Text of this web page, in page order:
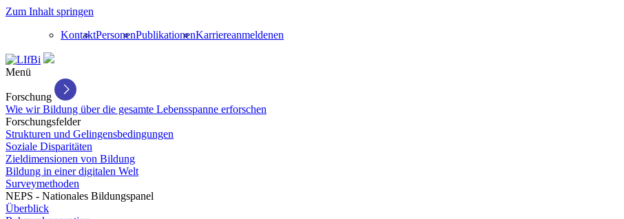
Zum Inhalt springen
KontaktPersonenPublikationenKarriereanmeldenen
Menü
Forschung
Wie wir Bildung über die gesamte Lebensspanne erforschen
Forschungsfelder
Strukturen und Gelingensbedingungen
Soziale Disparitäten
Zieldimensionen von Bildung
Bildung in einer digitalen Welt
Surveymethoden
NEPS - Nationales Bildungspanel
Überblick